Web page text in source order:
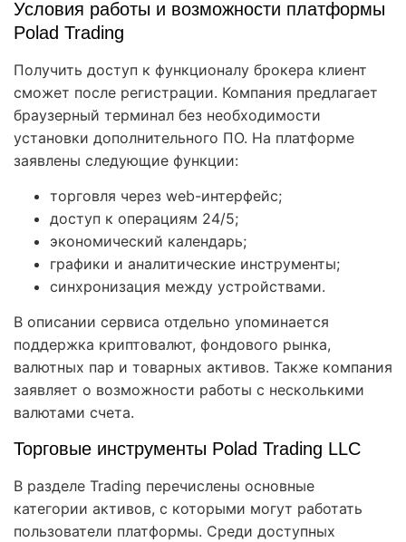
Условия работы и возможности платформы
Polad Trading
Получить доступ к функционалу брокера клиент
сможет после регистрации. Компания предлагает
браузерный терминал без необходимости
установки дополнительного ПО. На платформе
заявлены следующие функции:
торговля через web-интерфейс;
доступ к операциям 24/5;
экономический календарь;
графики и аналитические инструменты;
синхронизация между устройствами.
В описании сервиса отдельно упоминается
поддержка криптовалют, фондового рынка,
валютных пар и товарных активов. Также компания
заявляет о возможности работы с несколькими
валютами счета.
Торговые инструменты Polad Trading LLC
В разделе Trading перечислены основные
категории активов, с которыми могут работать
пользователи платформы. Среди доступных